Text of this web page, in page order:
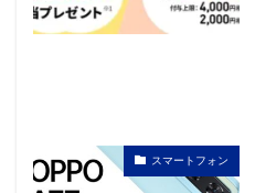
スマートフォン